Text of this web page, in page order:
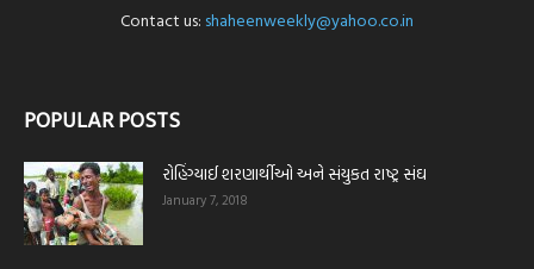
Contact us: shaheenweekly@yahoo.co.in
POPULAR POSTS
રોહિંગ્યાઈ શરણાર્થીઓ અને સંયુકત રાષ્ટ્ર સંઘ
January 7, 2018